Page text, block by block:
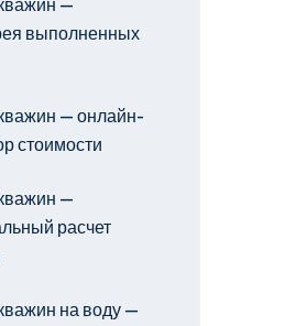
—
выполненных
— онлайн-
стоимости
—
расчет
на воду —